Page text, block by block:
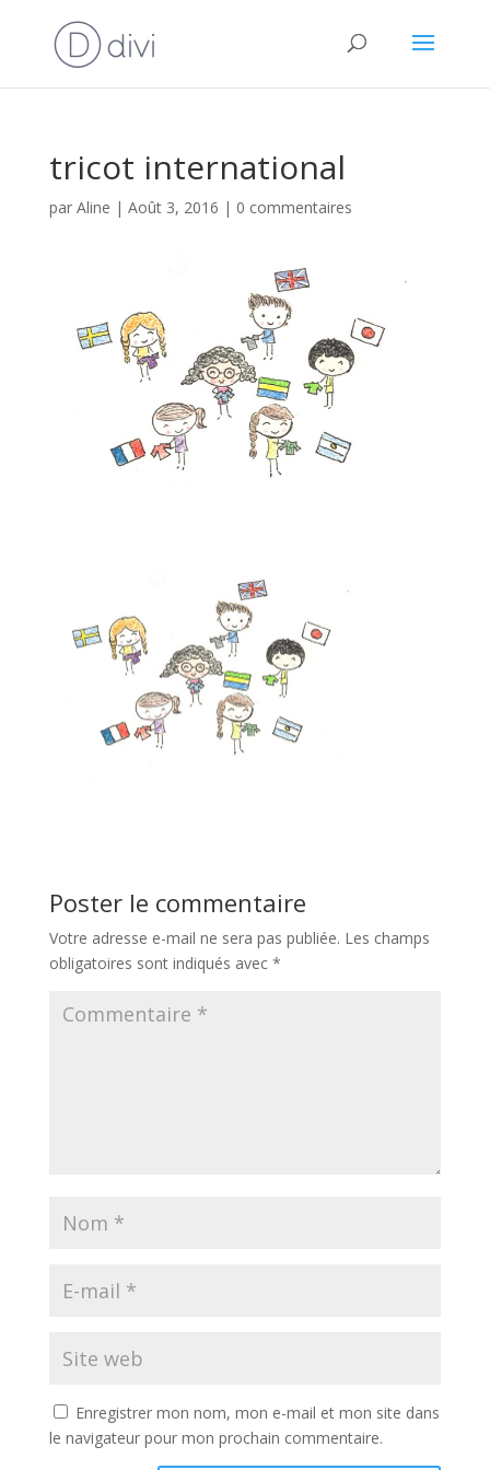
tricot international
par Aline | Août 3, 2016 | 0 commentaires
Poster le commentaire
Votre adresse e-mail ne sera pas publiée. Les champs
obligatoires sont indiqués avec *
Enregistrer mon nom, mon e-mail et mon site dans
le navigateur pour mon prochain commentaire.